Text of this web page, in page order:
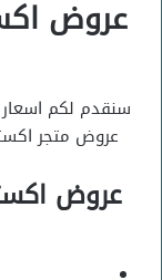
عروض
سنقدم لكم
عروض متجر
عروض